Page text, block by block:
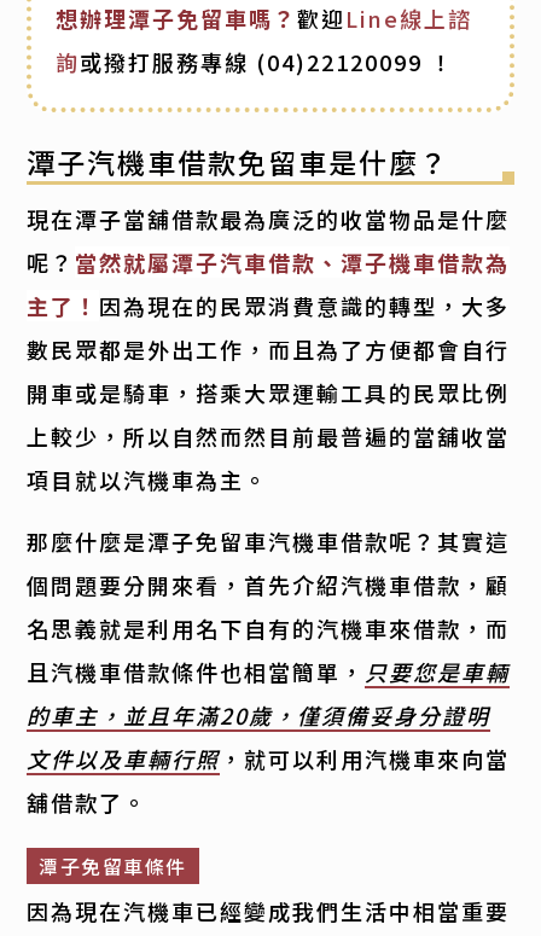
想辦理潭子免留車嗎？歡迎Line線上諮
詢或撥打服務專線 (04)22120099 ！
潭子汽機車借款免留車是什麼？
現在潭子當舖借款最為廣泛的收當物品是什麼
呢？ 當然就屬潭子汽車借款、潭子機車借款為
主了！ 因為現在的民眾消費意識的轉型，大多
數民眾都是外出工作，而且為了方便都會自行
開車或是騎車，搭乘大眾運輸工具的民眾比例
上較少，所以自然而然目前最普遍的當舖收當
項目就以汽機車為主。
那麼什麼是潭子免留車汽機車借款呢？其實這
個問題要分開來看，首先介紹汽機車借款，顧
名思義就是利用名下自有的汽機車來借款，而
且汽機車借款條件也相當簡單， 只要您是車輛
的車主，並且年滿20歲，僅須備妥身分證明
文件以及車輛行照，就可以利用汽機車來向當
舖借款了。
潭子免留車條件
因為現在汽機車已經變成我們生活中相當重要